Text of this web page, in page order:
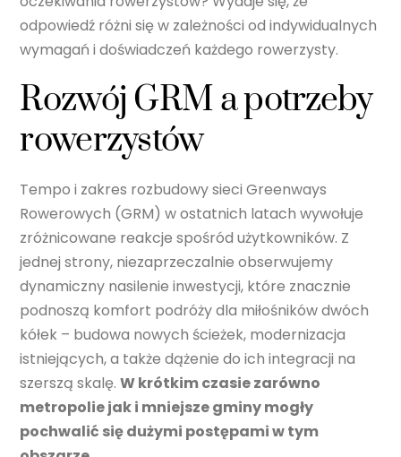
odpowiedź różni się w zależności od indywidualnych
wymagań i doświadczeń każdego rowerzysty.
Rozwój GRM a potrzeby
rowerzystów
Tempo i zakres rozbudowy sieci Greenways
Rowerowych (GRM) w ostatnich latach wywołuje
zróżnicowane reakcje spośród użytkowników. Z
jednej strony, niezaprzeczalnie obserwujemy
dynamiczny nasilenie inwestycji, które znacznie
podnoszą komfort podróży dla miłośników dwóch
kółek – budowa nowych ścieżek, modernizacja
istniejących, a także dążenie do ich integracji na
szerszą skalę.W krótkim czasie zarówno
metropolie jak i mniejsze gminy mogły
pochwalić się dużymi postępami w tym